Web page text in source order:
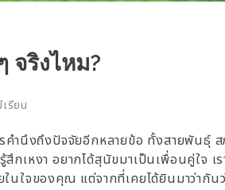
จริงไหม?
รียน
คำนึงถึงปัจจัยอีกหลายข้อ ทั้งสายพันธุ์
กเหงา อยากได้สุนัขมาเป็นเพื่อนคู่ใจ เ
นใจของคุณ แต่จากที่เคยได้ยินมาว่ากัน